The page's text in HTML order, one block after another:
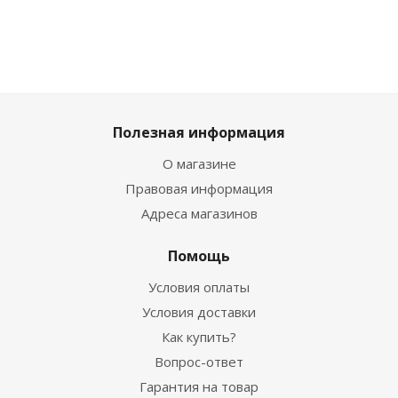
Полезная информация
О магазине
Правовая информация
Адреса магазинов
Помощь
Условия оплаты
Условия доставки
Как купить?
Вопрос-ответ
Гарантия на товар